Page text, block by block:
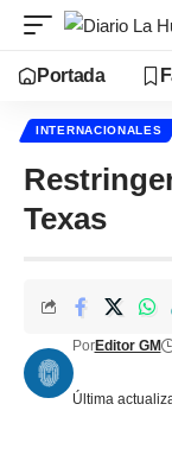
Portada
INTERNACIONALES
Texas
Última
PorEditor GM